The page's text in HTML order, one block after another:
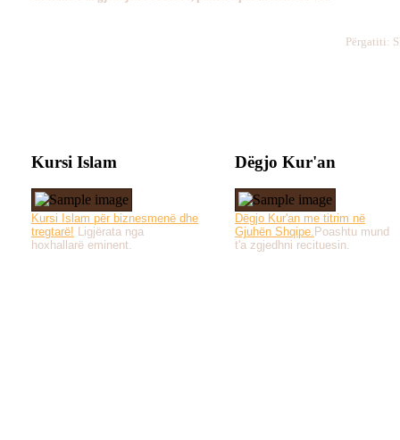
Përgatiti:
Kursi Islam
Kursi Islam për biznesmenë dhe
tregtarë! Ligjërata nga
hoxhallarë eminent.
Dëgjo Kur'an
Dëgjo Kur'an me titrim në
Gjuhën Shqipe. Poashtu mund
t'a zgjedhni recituesin.